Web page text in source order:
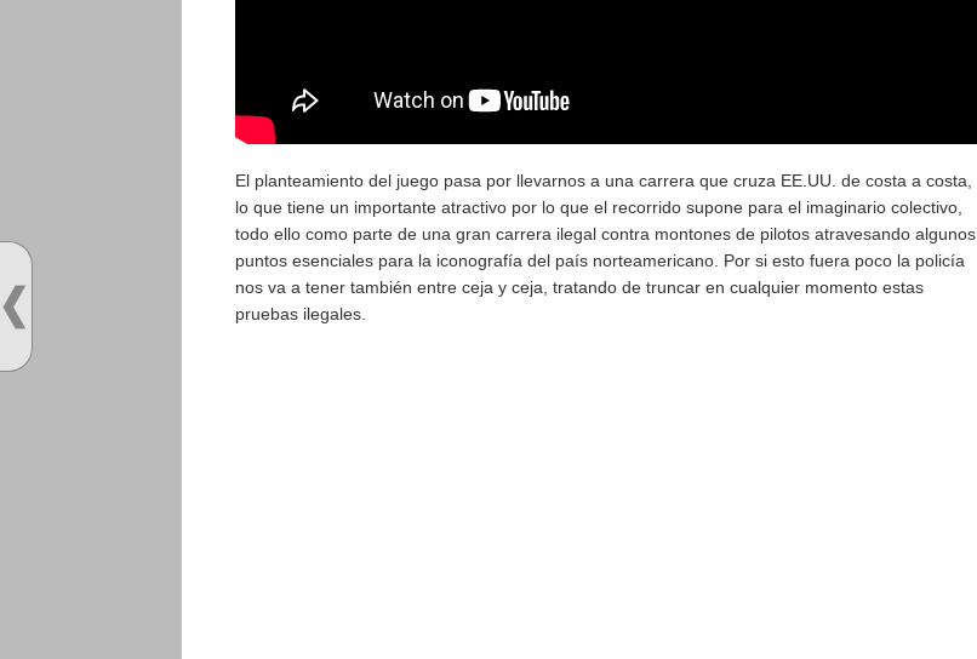
El planteamiento del juego pasa por llevarnos a una carrera que cruza EE.UU. de costa a costa,
lo que tiene un importante atractivo por lo que el recorrido supone para el imaginario colectivo,
todo ello como parte de una gran carrera ilegal contra montones de pilotos atravesando algunos
puntos esenciales para la iconografía del país norteamericano. Por si esto fuera poco la policía
nos va a tener también entre ceja y ceja, tratando de truncar en cualquier momento estas
pruebas ilegales.